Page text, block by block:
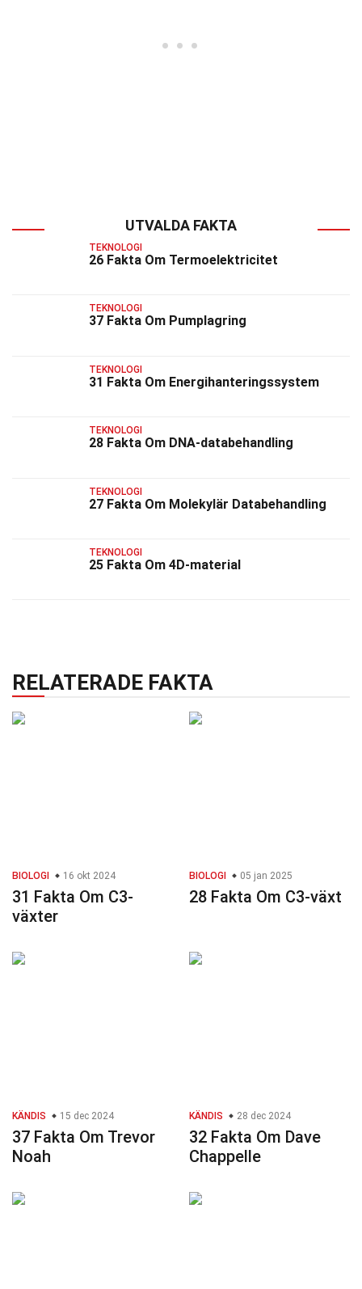
UTVALDA FAKTA
TEKNOLOGI
26 Fakta Om Termoelektricitet
TEKNOLOGI
37 Fakta Om Pumplagring
TEKNOLOGI
31 Fakta Om Energihanteringssystem
TEKNOLOGI
28 Fakta Om DNA-databehandling
TEKNOLOGI
27 Fakta Om Molekylär Databehandling
TEKNOLOGI
25 Fakta Om 4D-material
RELATERADE FAKTA
BIOLOGI 16 okt 2024
31 Fakta Om C3-
växter
BIOLOGI 05 jan 2025
28 Fakta Om C3-växt
KÄNDIS 15 dec 2024
37 Fakta Om Trevor
Noah
KÄNDIS 28 dec 2024
32 Fakta Om Dave
Chappelle